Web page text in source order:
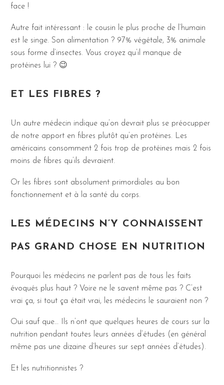
face !
Autre fait intéressant : le cousin le plus proche de l’humain
est le singe. Son alimentation ? 97% végétale, 3% animale
sous forme d’insectes. Vous croyez qu’il manque de
protéines lui ? 😉
ET LES FIBRES ?
Un autre médecin indique qu’on devrait plus se préocupper
de notre apport en fibres plutôt qu’en protéines. Les
américains consomment 2 fois trop de protéines mais 2 fois
moins de fibres qu’ils devraient.
Or les fibres sont absolument primordiales au bon
fonctionnement et à la santé du corps.
LES MÉDECINS N’Y CONNAISSENT
PAS GRAND CHOSE EN NUTRITION
Pourquoi les médecins ne parlent pas de tous les faits
évoqués plus haut ? Voire ne le savent même pas ? C’est
vrai ça, si tout ça était vrai, les médecins le sauraient non ?
Oui sauf que… Ils n’ont que quelques heures de cours sur la
nutrition pendant toutes leurs années d’études (en général
même pas une dizaine d’heures sur sept années d’études).
Et les nutritionnistes ?